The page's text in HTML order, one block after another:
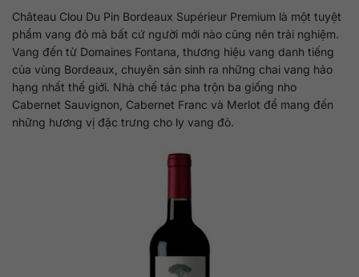
Château Clou Du Pin Bordeaux Supérieur Premium là một tuyệt
phẩm vang đỏ mà bất cứ người mới nào cũng nên trải nghiệm.
Vang đến từ Domaines Fontana, thương hiệu vang danh tiếng
của vùng Bordeaux, chuyên sản sinh ra những chai vang hảo
hạng nhất thế giới. Nhà chế tác pha trộn ba giống nho
Cabernet Sauvignon, Cabernet Franc và Merlot để mang đến
những hương vị đặc trưng cho ly vang đỏ.